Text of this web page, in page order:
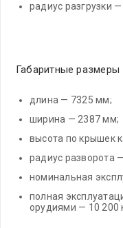
радиус разгрузки
Габаритные размеры
длина — 7325 мм;
ширина — 2387 мм;
высота по крышек
радиус разворота
номинальная
полная
орудиями — 10 200